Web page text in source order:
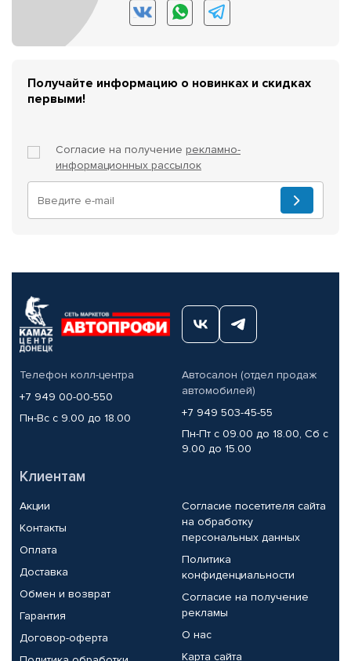
Получайте информацию о новинках и скидках
первыми!
Согласие на получение рекламно-
информационных рассылок
Телефон колл-центра
+7 949 00-00-550
Пн-Вс с 9.00 до 18.00
Автосалон (отдел продаж
автомобилей)
+7 949 503-45-55
Пн-Пт с 09.00 до 18.00, Сб с
9.00 до 15.00
Клиентам
Акции
Контакты
Оплата
Доставка
Обмен и возврат
Гарантия
Договор-оферта
Согласие посетителя сайта
на обработку
персональных данных
Политика
конфиденциальности
Согласие на получение
рекламы
О нас
Карта сайта